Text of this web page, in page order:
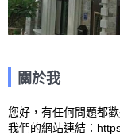
關於我
您好，有任何問題都
我們的網站連結：